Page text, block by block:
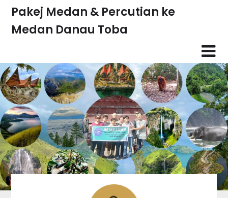
Skip
content
Pakej Medan & Percutian ke
Medan Danau Toba